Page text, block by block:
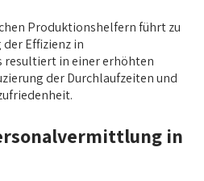
Produktionshelfern führt zu
Effizienz in
resultiert in einer erhöhten
der Durchlaufzeiten und
in